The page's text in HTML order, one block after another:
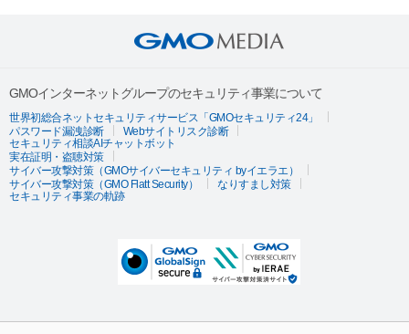
GMOインターネットグループのセキュリティ事業について
世界初総合ネットセキュリティサービス「GMOセキュリティ24」
パスワード漏洩診断
Webサイトリスク診断
セキュリティ相談AIチャットボット
実在証明・盗聴対策
サイバー攻撃対策（GMOサイバーセキュリティ byイエラエ）
サイバー攻撃対策（GMO Flatt Security）
なりすまし対策
セキュリティ事業の軌跡